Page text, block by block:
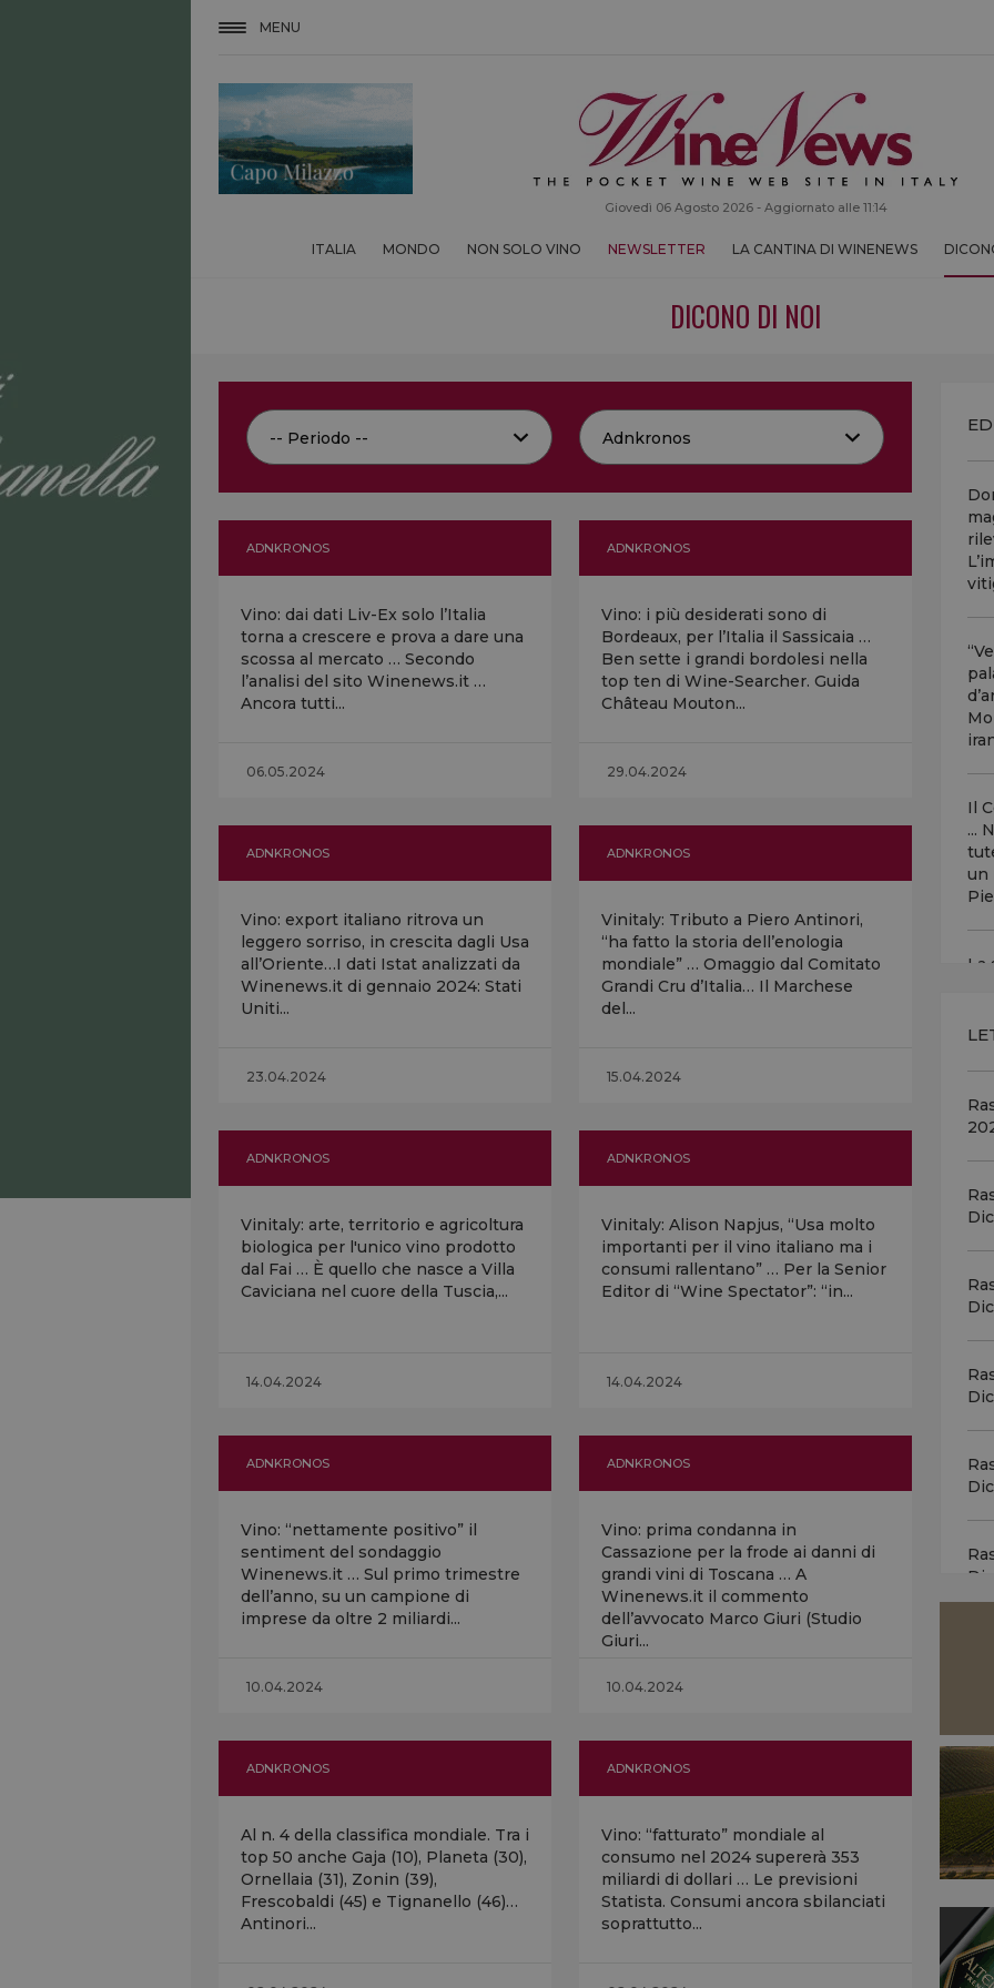
MENU
Giovedì 06 Agosto 2026 - Aggiornato alle 11:14
ITALIA MONDO NON SOLO VINO NEWSLETTER LA CANTINA DI WINENEWS
DICONO DI NOI
ADNKRONOS
Vino: dai dati Liv-Ex solo l’Italia
torna a crescere e prova a dare una
scossa al mercato … Secondo
l’analisi del sito Winenews.it …
Ancora tutti...
06.05.2024
ADNKRONOS
Vino: i più desiderati sono di
Bordeaux, per l’Italia il Sassicaia …
Ben sette i grandi bordolesi nella
top ten di Wine-Searcher. Guida
Château Mouton...
29.04.2024
ADNKRONOS
Vino: export italiano ritrova un
leggero sorriso, in crescita dagli Usa
all’Oriente…I dati Istat analizzati da
Winenews.it di gennaio 2024: Stati
Uniti...
23.04.2024
ADNKRONOS
Vinitaly: Tributo a Piero Antinori,
“ha fatto la storia dell’enologia
mondiale” … Omaggio dal Comitato
Grandi Cru d’Italia… Il Marchese
del...
15.04.2024
ADNKRONOS
Vinitaly: arte, territorio e agricoltura
biologica per l'unico vino prodotto
dal Fai … È quello che nasce a Villa
Caviciana nel cuore della Tuscia,...
14.04.2024
ADNKRONOS
Vinitaly: Alison Napjus, “Usa molto
importanti per il vino italiano ma i
consumi rallentano” … Per la Senior
Editor di “Wine Spectator”: “in...
14.04.2024
ADNKRONOS
Vino: “nettamente positivo” il
sentiment del sondaggio
Winenews.it … Sul primo trimestre
dell’anno, su un campione di
imprese da oltre 2 miliardi...
10.04.2024
ADNKRONOS
Vino: prima condanna in
Cassazione per la frode ai danni di
grandi vini di Toscana … A
Winenews.it il commento
dell’avvocato Marco Giuri (Studio
Giuri...
10.04.2024
ADNKRONOS
Al n. 4 della classifica mondiale. Tra i
top 50 anche Gaja (10), Planeta (30),
Ornellaia (31), Zonin (39),
Frescobaldi (45) e Tignanello (46)…
Antinori...
ADNKRONOS
Vino: “fatturato” mondiale al
consumo nel 2024 supererà 353
miliardi di dollari … Le previsioni
Statista. Consumi ancora sbilanciati
soprattutto...
Il
...
un
La
il
...
la